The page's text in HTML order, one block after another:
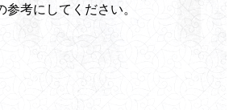
考にしてください。